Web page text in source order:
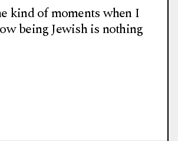
kind of moments when I
being Jewish is nothing